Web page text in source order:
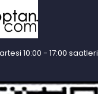
10:00 - 17:00 saatleri